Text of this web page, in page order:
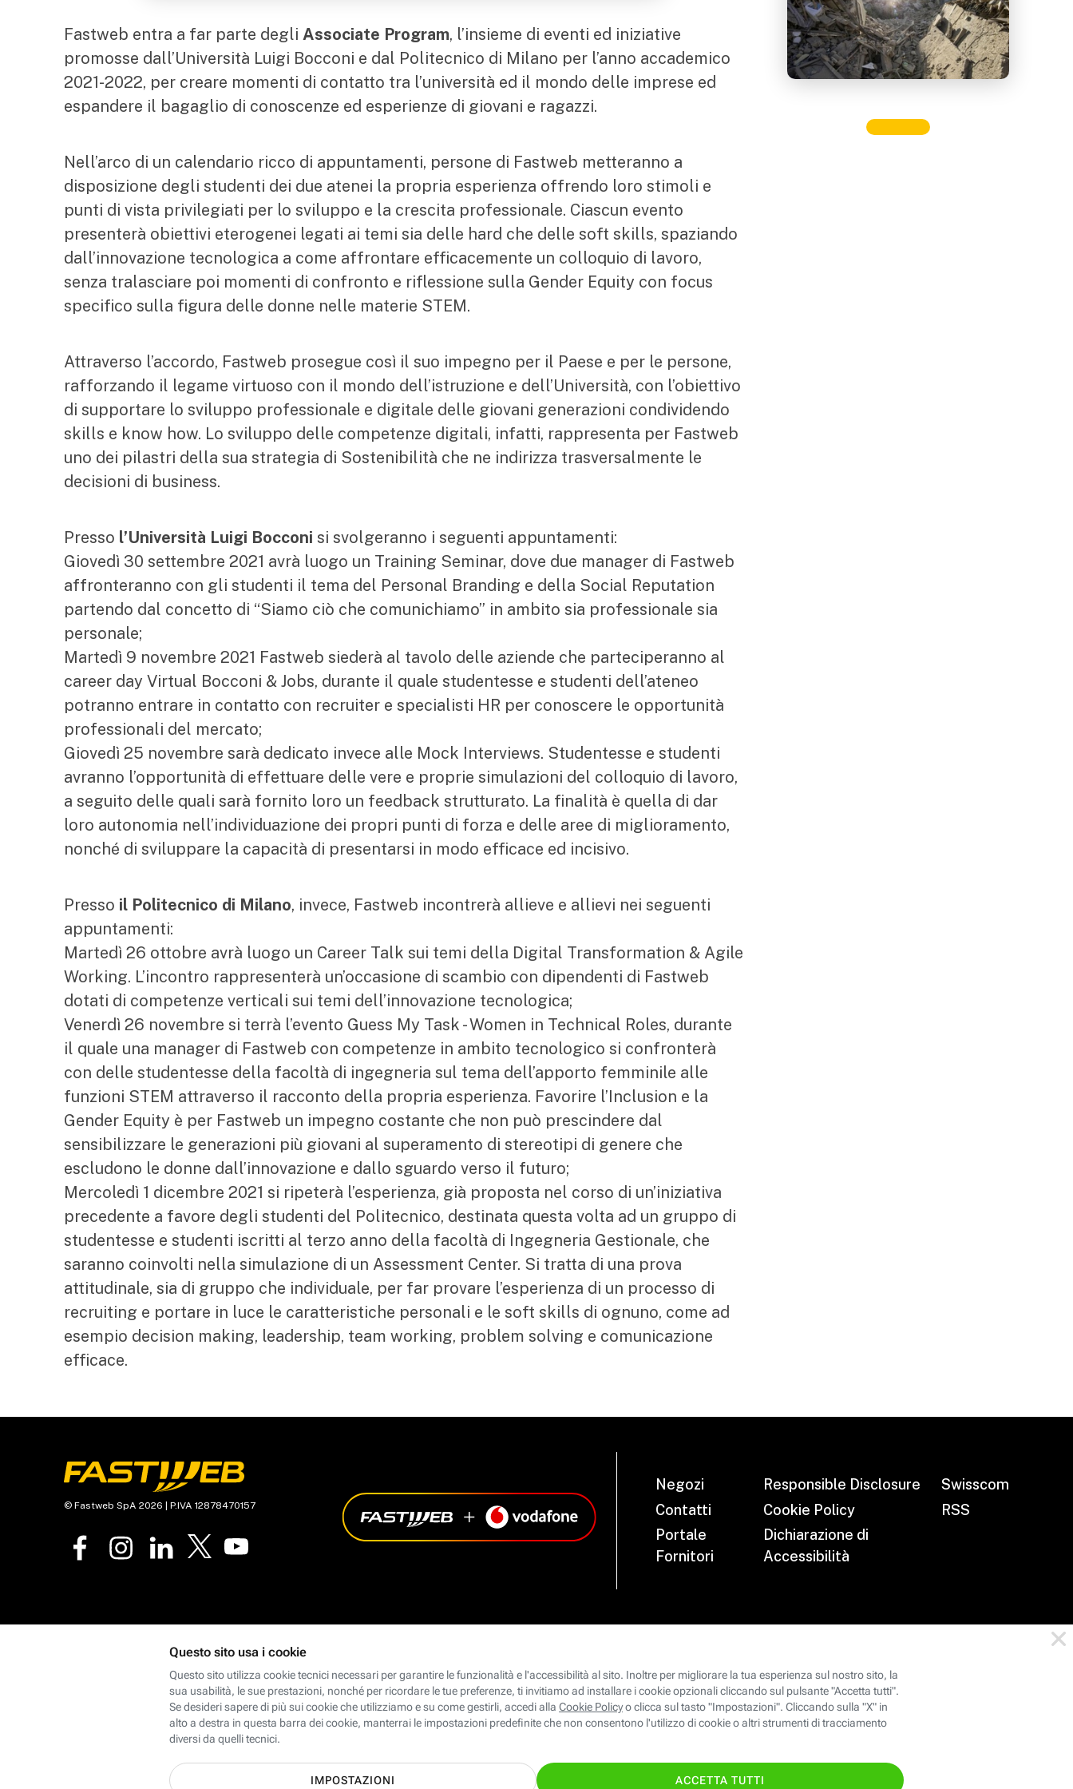
Fastweb entra a far parte degli Associate Program, l’insieme di eventi ed iniziative
promosse dall’Università Luigi Bocconi e dal Politecnico di Milano per l’anno accademico
2021-2022, per creare momenti di contatto tra l’università ed il mondo delle imprese ed
espandere il bagaglio di conoscenze ed esperienze di giovani e ragazzi.
Nell’arco di un calendario ricco di appuntamenti, persone di Fastweb metteranno a
disposizione degli studenti dei due atenei la propria esperienza offrendo loro stimoli e
punti di vista privilegiati per lo sviluppo e la crescita professionale. Ciascun evento
presenterà obiettivi eterogenei legati ai temi sia delle hard che delle soft skills, spaziando
dall’innovazione tecnologica a come affrontare efficacemente un colloquio di lavoro,
senza tralasciare poi momenti di confronto e riflessione sulla Gender Equity con focus
specifico sulla figura delle donne nelle materie STEM.
Attraverso l’accordo, Fastweb prosegue così il suo impegno per il Paese e per le persone,
rafforzando il legame virtuoso con il mondo dell’istruzione e dell’Università, con l’obiettivo
di supportare lo sviluppo professionale e digitale delle giovani generazioni condividendo
skills e know how. Lo sviluppo delle competenze digitali, infatti, rappresenta per Fastweb
uno dei pilastri della sua strategia di Sostenibilità che ne indirizza trasversalmente le
decisioni di business.
Presso l’Università Luigi Bocconi si svolgeranno i seguenti appuntamenti:
Giovedì 30 settembre 2021 avrà luogo un Training Seminar, dove due manager di Fastweb
affronteranno con gli studenti il tema del Personal Branding e della Social Reputation
partendo dal concetto di “Siamo ciò che comunichiamo” in ambito sia professionale sia
personale;
Martedì 9 novembre 2021 Fastweb siederà al tavolo delle aziende che parteciperanno al
career day Virtual Bocconi & Jobs, durante il quale studentesse e studenti dell’ateneo
potranno entrare in contatto con recruiter e specialisti HR per conoscere le opportunità
professionali del mercato;
Giovedì 25 novembre sarà dedicato invece alle Mock Interviews. Studentesse e studenti
avranno l’opportunità di effettuare delle vere e proprie simulazioni del colloquio di lavoro,
a seguito delle quali sarà fornito loro un feedback strutturato. La finalità è quella di dar
loro autonomia nell’individuazione dei propri punti di forza e delle aree di miglioramento,
nonché di sviluppare la capacità di presentarsi in modo efficace ed incisivo.
Presso il Politecnico di Milano, invece, Fastweb incontrerà allieve e allievi nei seguenti
appuntamenti:
Martedì 26 ottobre avrà luogo un Career Talk sui temi della Digital Transformation & Agile
Working. L’incontro rappresenterà un’occasione di scambio con dipendenti di Fastweb
dotati di competenze verticali sui temi dell’innovazione tecnologica;
Venerdì 26 novembre si terrà l’evento Guess My Task - Women in Technical Roles, durante
il quale una manager di Fastweb con competenze in ambito tecnologico si confronterà
con delle studentesse della facoltà di ingegneria sul tema dell’apporto femminile alle
funzioni STEM attraverso il racconto della propria esperienza. Favorire l’Inclusion e la
Gender Equity è per Fastweb un impegno costante che non può prescindere dal
sensibilizzare le generazioni più giovani al superamento di stereotipi di genere che
escludono le donne dall’innovazione e dallo sguardo verso il futuro;
Mercoledì 1 dicembre 2021 si ripeterà l’esperienza, già proposta nel corso di un’iniziativa
precedente a favore degli studenti del Politecnico, destinata questa volta ad un gruppo di
studentesse e studenti iscritti al terzo anno della facoltà di Ingegneria Gestionale, che
saranno coinvolti nella simulazione di un Assessment Center. Si tratta di una prova
attitudinale, sia di gruppo che individuale, per far provare l’esperienza di un processo di
recruiting e portare in luce le caratteristiche personali e le soft skills di ognuno, come ad
esempio decision making, leadership, team working, problem solving e comunicazione
efficace.
© Fastweb SpA 2026 | P.IVA 12878470157
Negozi
Contatti
Portale
Fornitori
Responsible Disclosure
Cookie Policy
Dichiarazione di
Accessibilità
Swisscom
RSS